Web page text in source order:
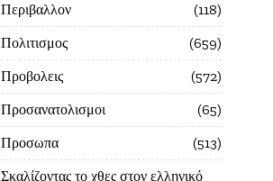
Περιβαλλον
118
Πολιτισμος
659
Προβολεις
572
Προσανατολισμοι
65
Προσωπα
513
Σκαλίζοντας το χθες στον ελληνικό